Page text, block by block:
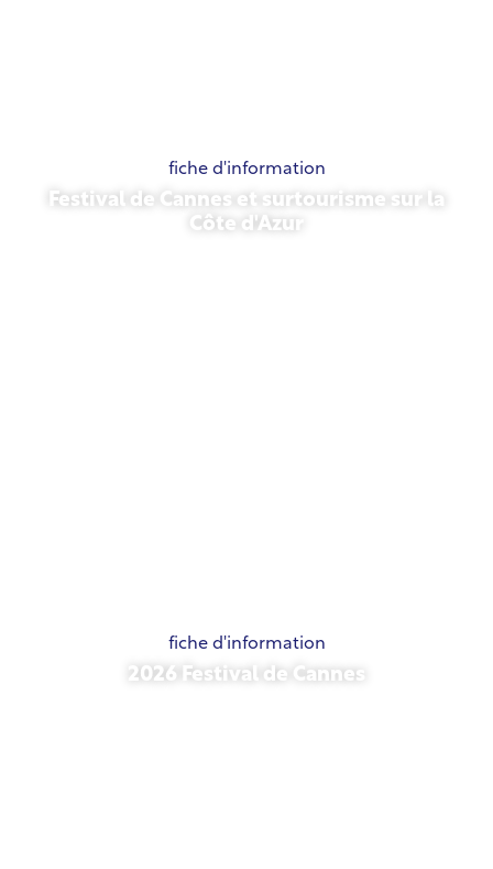
fiche d'information
Festival de Cannes et surtourisme sur la
Côte d'Azur
fiche d'information
2026 Festival de Cannes